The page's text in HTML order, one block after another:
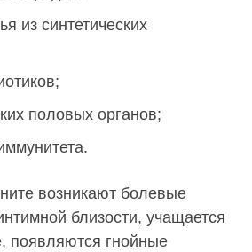
из синтетических
половых органов;
возникают болевые
близости, учащается
появляются гнойные